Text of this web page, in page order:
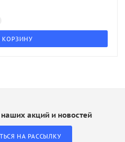
КОРЗИНУ
наших акций и новостей
НА РАССЫЛКУ